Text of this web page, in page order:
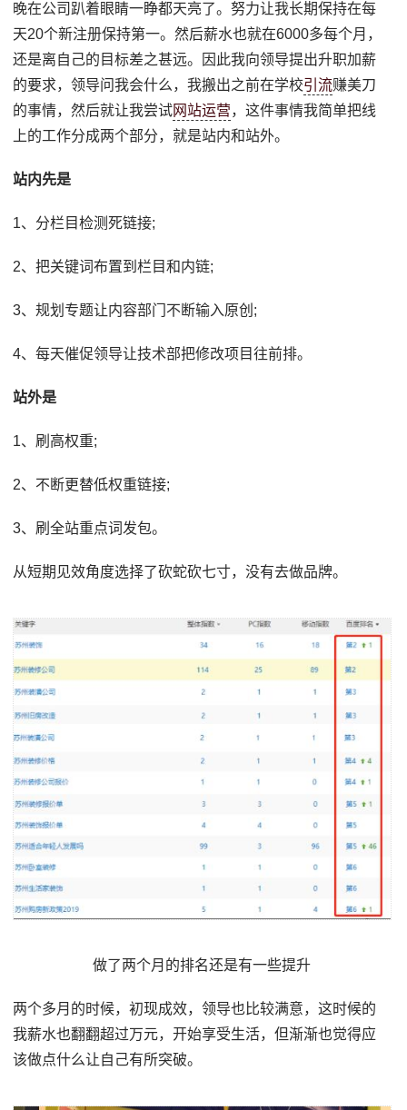
晚在公司趴着眼睛一睁都天亮了。努力让我长期保持在每
天20个新注册保持第一。然后薪水也就在6000多每个月，
还是离自己的目标差之甚远。因此我向领导提出升职加薪
的要求，领导问我会什么，我搬出之前在学校引流赚美刀
的事情，然后就让我尝试网站运营，这件事情我简单把线
上的工作分成两个部分，就是站内和站外。
站内先是
1、分栏目检测死链接;
2、把关键词布置到栏目和内链;
3、规划专题让内容部门不断输入原创;
4、每天催促领导让技术部把修改项目往前排。
站外是
1、刷高权重;
2、不断更替低权重链接;
3、刷全站重点词发包。
从短期见效角度选择了砍蛇砍七寸，没有去做品牌。
做了两个月的排名还是有一些提升
两个多月的时候，初现成效，领导也比较满意，这时候的
我薪水也翻翻超过万元，开始享受生活，但渐渐也觉得应
该做点什么让自己有所突破。